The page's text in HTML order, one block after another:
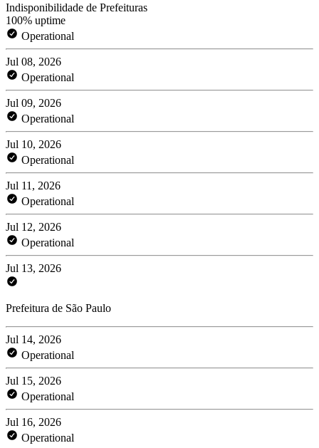
Indisponibilidade de Prefeituras
100% uptime
Operational
Jul 08, 2026
Operational
Jul 09, 2026
Operational
Jul 10, 2026
Operational
Jul 11, 2026
Operational
Jul 12, 2026
Operational
Jul 13, 2026
Prefeitura de São Paulo
Jul 14, 2026
Operational
Jul 15, 2026
Operational
Jul 16, 2026
Operational